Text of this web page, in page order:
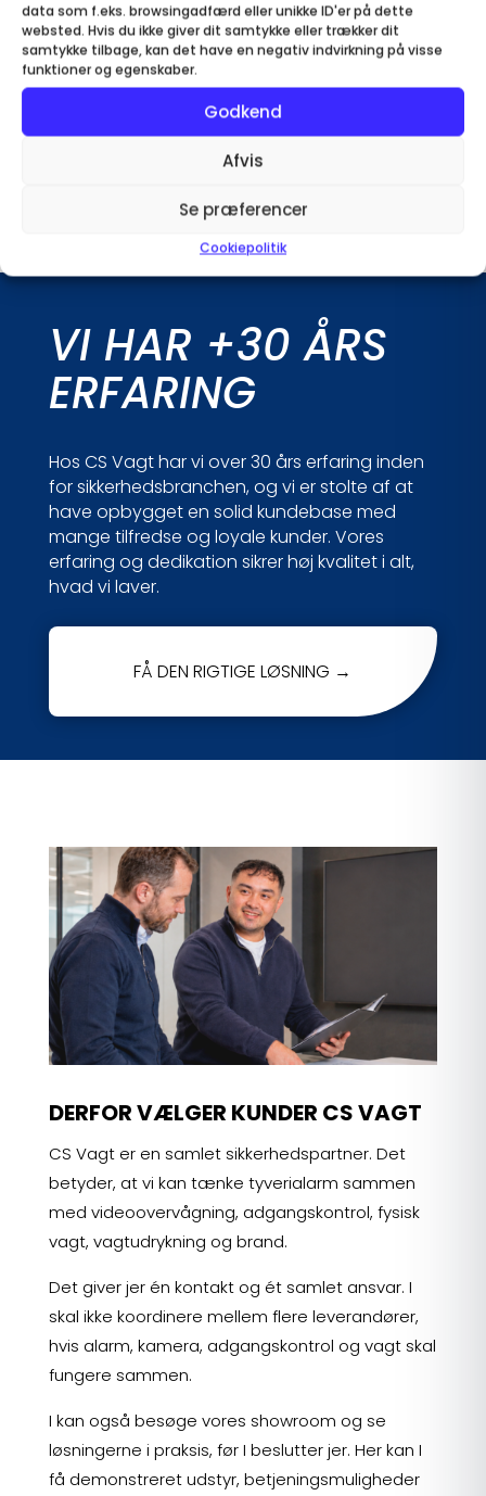
data som f.eks. browsingadfærd eller unikke ID'er på dette
websted. Hvis du ikke giver dit samtykke eller trækker dit
samtykke tilbage, kan det have en negativ indvirkning på visse
funktioner og egenskaber.
Godkend
Afvis
Se præferencer
Cookiepolitik
TVO: 214.3058
ADK: 213.3060
Vi har produkter og løsninger til alle
VI HAR +30 ÅRS
ERFARING
Hos CS Vagt har vi over 30 års erfaring inden
for sikkerhedsbranchen, og vi er stolte af at
have opbygget en solid kundebase med
mange tilfredse og loyale kunder. Vores
erfaring og dedikation sikrer høj kvalitet i alt,
hvad vi laver.
FÅ DEN RIGTIGE LØSNING →
DERFOR VÆLGER KUNDER CS VAGT
CS Vagt er en samlet sikkerhedspartner. Det
betyder, at vi kan tænke tyverialarm sammen
med videoovervågning, adgangskontrol, fysisk
vagt, vagtudrykning og brand.
Det giver jer én kontakt og ét samlet ansvar. I
skal ikke koordinere mellem flere leverandører,
hvis alarm, kamera, adgangskontrol og vagt skal
fungere sammen.
I kan også besøge vores showroom og se
løsningerne i praksis, før I beslutter jer. Her kan I
få demonstreret udstyr, betjeningsmuligheder